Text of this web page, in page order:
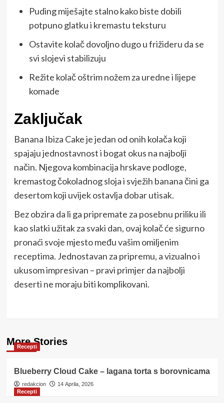
Puding miješajte stalno kako biste dobili
potpuno glatku i kremastu teksturu
Ostavite kolač dovoljno dugo u frižideru da se
svi slojevi stabilizuju
Režite kolač oštrim nožem za uredne i lijepe
komade
Zaključak
Banana Ibiza Cake je jedan od onih kolača koji
spajaju jednostavnost i bogat okus na najbolji
način. Njegova kombinacija hrskave podloge,
kremastog čokoladnog sloja i svježih banana čini ga
desertom koji uvijek ostavlja dobar utisak.
Bez obzira da li ga pripremate za posebnu priliku ili
kao slatki užitak za svaki dan, ovaj kolač će sigurno
pronaći svoje mjesto među vašim omiljenim
receptima. Jednostavan za pripremu, a vizualno i
ukusom impresivan – pravi primjer da najbolji
deserti ne moraju biti komplikovani.
More Stories
Recepti
Blueberry Cloud Cake – lagana torta s borovnicama
redakcion
14 Aprila, 2026
Recepti